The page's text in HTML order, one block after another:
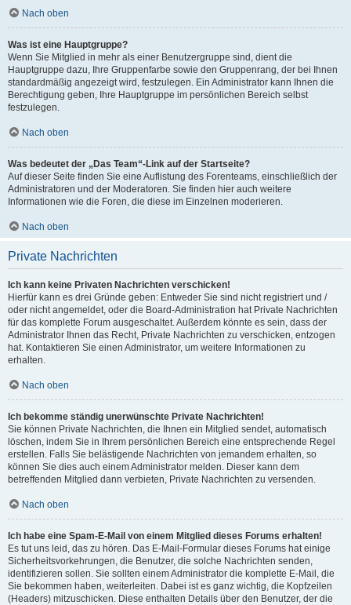
Nach oben
Was ist eine Hauptgruppe?
Wenn Sie Mitglied in mehr als einer Benutzergruppe sind, dient die
Hauptgruppe dazu, Ihre Gruppenfarbe sowie den Gruppenrang, der bei Ihnen
standardmäßig angezeigt wird, festzulegen. Ein Administrator kann Ihnen die
Berechtigung geben, Ihre Hauptgruppe im persönlichen Bereich selbst
festzulegen.
Nach oben
Was bedeutet der „Das Team“-Link auf der Startseite?
Auf dieser Seite finden Sie eine Auflistung des Forenteams, einschließlich der
Administratoren und der Moderatoren. Sie finden hier auch weitere
Informationen wie die Foren, die diese im Einzelnen moderieren.
Nach oben
Private Nachrichten
Ich kann keine Privaten Nachrichten verschicken!
Hierfür kann es drei Gründe geben: Entweder Sie sind nicht registriert und /
oder nicht angemeldet, oder die Board-Administration hat Private Nachrichten
für das komplette Forum ausgeschaltet. Außerdem könnte es sein, dass der
Administrator Ihnen das Recht, Private Nachrichten zu verschicken, entzogen
hat. Kontaktieren Sie einen Administrator, um weitere Informationen zu
erhalten.
Nach oben
Ich bekomme ständig unerwünschte Private Nachrichten!
Sie können Private Nachrichten, die Ihnen ein Mitglied sendet, automatisch
löschen, indem Sie in Ihrem persönlichen Bereich eine entsprechende Regel
erstellen. Falls Sie belästigende Nachrichten von jemandem erhalten, so
können Sie dies auch einem Administrator melden. Dieser kann dem
betreffenden Mitglied dann verbieten, Private Nachrichten zu versenden.
Nach oben
Ich habe eine Spam-E-Mail von einem Mitglied dieses Forums erhalten!
Es tut uns leid, das zu hören. Das E-Mail-Formular dieses Forums hat einige
Sicherheitsvorkehrungen, die Benutzer, die solche Nachrichten senden,
identifizieren sollen. Sie sollten einem Administrator die komplette E-Mail, die
Sie bekommen haben, weiterleiten. Dabei ist es ganz wichtig, die Kopfzeilen
(Headers) mitzuschicken. Diese enthalten Details über den Benutzer, der die